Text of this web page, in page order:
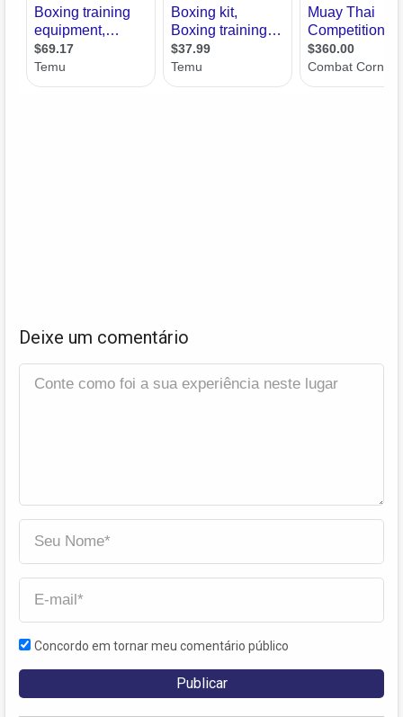
Deixe um comentário
Concordo em tornar meu comentário público